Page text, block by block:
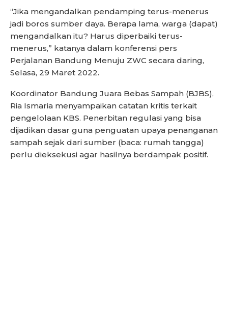
“Jika mengandalkan pendamping terus-menerus
jadi boros sumber daya. Berapa lama, warga (dapat)
mengandalkan itu? Harus diperbaiki terus-
menerus,” katanya dalam konferensi pers
Perjalanan Bandung Menuju ZWC secara daring,
Selasa, 29 Maret 2022.
Koordinator Bandung Juara Bebas Sampah (BJBS),
Ria Ismaria menyampaikan catatan kritis terkait
pengelolaan KBS. Penerbitan regulasi yang bisa
dijadikan dasar guna penguatan upaya penanganan
sampah sejak dari sumber (baca: rumah tangga)
perlu dieksekusi agar hasilnya berdampak positif.